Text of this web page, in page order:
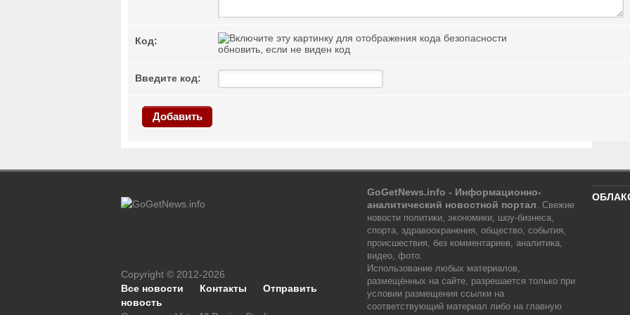
Код:
обновить, если не виден код
Введите код:
Добавить
Copyright © 2012-2026
Все новости
Контакты
Отправить
новость
GoGetNews.info - Информационно-
аналитический новостной портал. Свежие
новости политики, экономики, шоу-бизнеса,
спорта, здравоохранения, общество, события,
происшествия, без комментариев, аналитика,
видео, фото.
Использование любых материалов,
размещённых на сайте, разрешается только при
условии размещения ссылки на
соответствующий материал либо на главную